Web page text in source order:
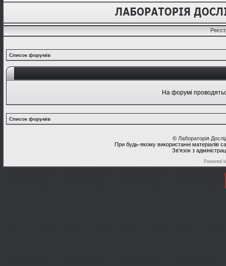
Список форумів
На форумі
Список форумів
© Лабораторія
При будь-якому використанні матеріалів
Зв'язок з
Powered